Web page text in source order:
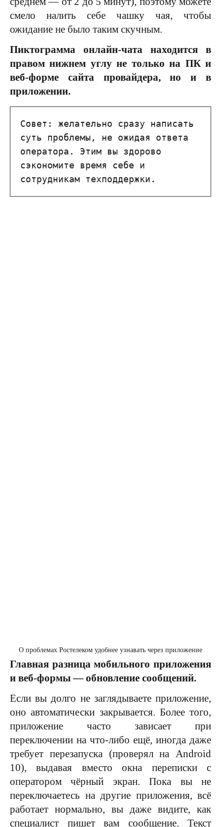
смело налить себе чашку чая, чтобы
ожидание не было таким скучным.
Пиктограмма онлайн-чата находится в
правом нижнем углу не только на ПК и
веб-форме сайта провайдера, но и в
приложении.
Совет: желательно сразу написать
суть проблемы, не ожидая ответа
оператора. Этим вы здорово
сэкономите время себе и
сотрудникам техподдержки.
О проблемах Ростелеком удобнее узнавать через приложение
Главная разница мобильного приложения
и веб-формы — обновление сообщений.
Если вы долго не заглядываете приложение,
оно автоматически закрывается. Более того,
приложение часто зависает при
переключении на что-либо ещё, иногда даже
требует перезапуска (проверял на Android
10), выдавая вместо окна переписки с
оператором чёрный экран. Пока вы не
переключаетесь на другие приложения, всё
работает нормально, вы даже видите, как
специалист пишет вам сообщение. Текст